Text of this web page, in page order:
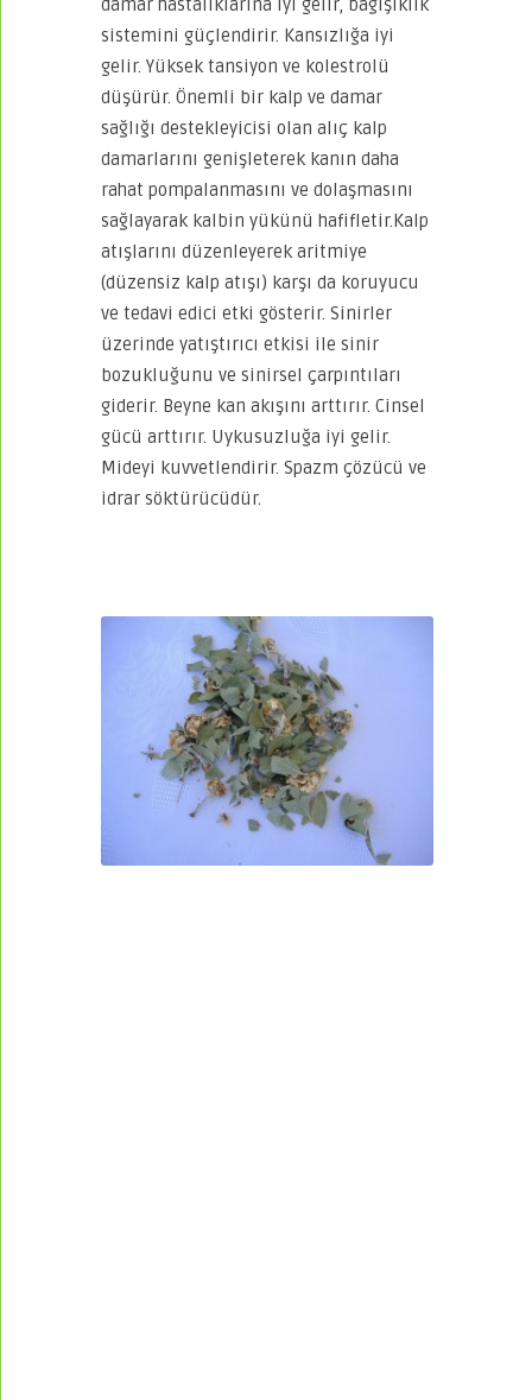
damar hastalıklarına iyi gelir, bağışıklık
sistemini güçlendirir. Kansızlığa iyi
gelir. Yüksek tansiyon ve kolestrolü
düşürür. Önemli bir kalp ve damar
sağlığı destekleyicisi olan alıç kalp
damarlarını genişleterek kanın daha
rahat pompalanmasını ve dolaşmasını
sağlayarak kalbin yükünü hafifletir.Kalp
atışlarını düzenleyerek aritmiye
(düzensiz kalp atışı) karşı da koruyucu
ve tedavi edici etki gösterir. Sinirler
üzerinde yatıştırıcı etkisi ile sinir
bozukluğunu ve sinirsel çarpıntıları
giderir. Beyne kan akışını arttırır. Cinsel
gücü arttırır. Uykusuzluğa iyi gelir.
Mideyi kuvvetlendirir. Spazm çözücü ve
idrar söktürücüdür.